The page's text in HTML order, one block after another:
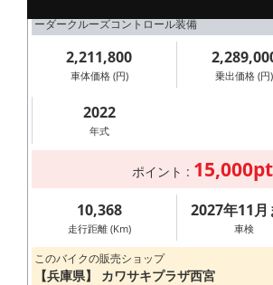
ーダークルーズコントロール装備
2,211,800
車体価格 (円) 乗出価格 (円)
2022
年式
ポイント : 15,000pt
10,368
走行距離 (Km)
2027年11月
車検
このバイクの販売ショップ
【兵庫県】 カワサキプラザ西宮